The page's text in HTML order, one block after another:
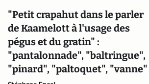
"Petit crapahut dans le parler
de Kaamelott à l'usage des
pégus et du gratin" :
"pantalonnade", "baltringue",
"pinard", "paltoquet", "vanne"